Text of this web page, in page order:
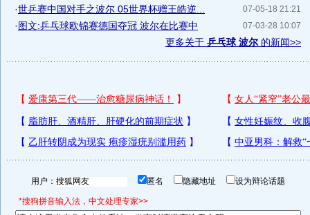
07-05-18 21:21
·世乒赛中国对手之波尔 05世界杯赠王皓逆...
07-03-28 10:07
·图文:乒乓球欧锦赛德国夺冠 波尔在比赛中
更多关于 乒乓球 波尔 的新闻>>
用户： 匿名 隐藏地址 设为辩论话题
*搜狗拼音输入法，中文处理专家>>